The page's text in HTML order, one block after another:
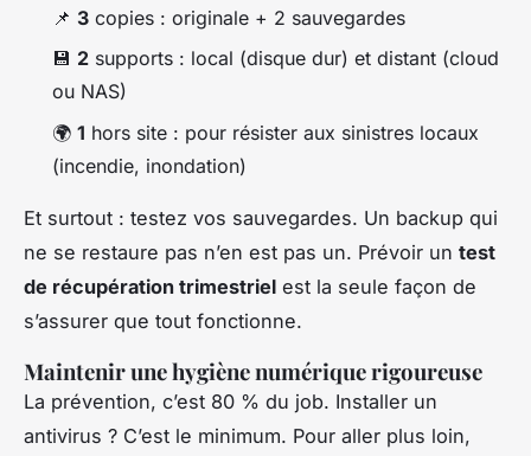
📌 3 copies : originale + 2 sauvegardes
💾 2 supports : local (disque dur) et distant (cloud
ou NAS)
🌍 1 hors site : pour résister aux sinistres locaux
(incendie, inondation)
Et surtout : testez vos sauvegardes. Un backup qui
ne se restaure pas n’en est pas un. Prévoir un test
de récupération trimestriel est la seule façon de
s’assurer que tout fonctionne.
Maintenir une hygiène numérique rigoureuse
La prévention, c’est 80 % du job. Installer un
antivirus ? C’est le minimum. Pour aller plus loin,